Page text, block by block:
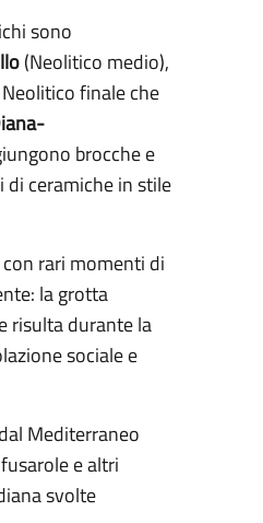
sono
(Neolitico medio),
finale che
brocche e
di ceramiche in stile
rari momenti di
la grotta
risulta durante la
sociale e
Mediterraneo
e altri
svolte